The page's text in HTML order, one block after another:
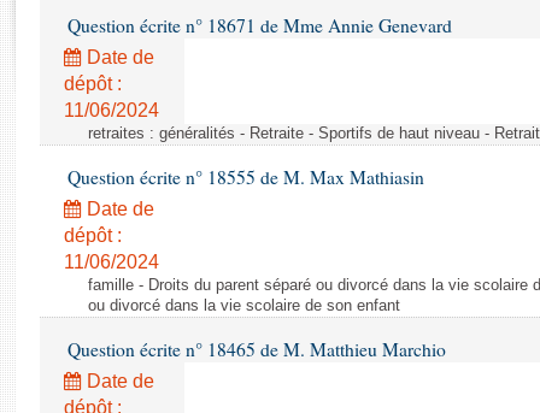
Rapports législatifs
Rapports sur l'application des lois
Baromètre de l’application des lois
Budget et sécurité sociale
Questions écrites et orales
Comptes rendus des débats
Question écrite n° 18671 de Mme Annie Genevard
Date de
dépôt :
11/06/2024
retraites : généralités - Retraite - Sportifs de haut niveau -
Question écrite n° 18555 de M. Max Mathiasin
Date de
dépôt :
11/06/2024
famille - Droits du parent séparé ou divorcé dans la vie scolaire
ou divorcé dans la vie scolaire de son enfant
Question écrite n° 18465 de M. Matthieu Marchio
Date de
dépôt :